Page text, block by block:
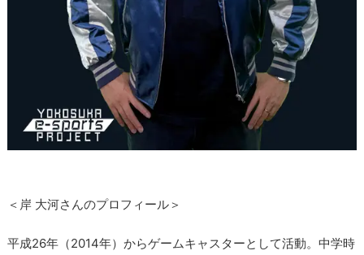
＜岸 大河さんのプロフィール＞
平成26年（2014年）からゲームキャスターとして活動。中学時